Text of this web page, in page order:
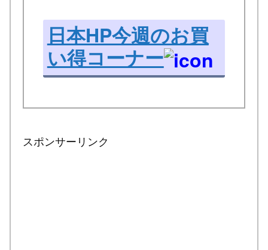
日本HP今週のお買
い得コーナー
スポンサーリンク